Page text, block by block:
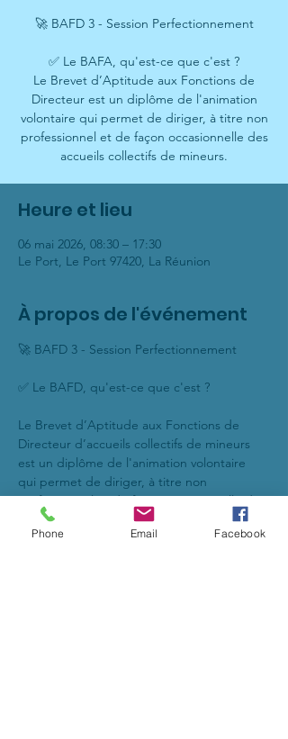
🚀 BAFD 3 - Session Perfectionnement
✅ Le BAFA, qu'est-ce que c'est ?
Le Brevet d’Aptitude aux Fonctions de
Directeur est un diplôme de l'animation
volontaire qui permet de diriger, à titre non
professionnel et de façon occasionnelle des
accueils collectifs de mineurs.
Heure et lieu
06 mai 2026, 08:30 – 17:30
Le Port, Le Port 97420, La Réunion
À propos de l'événement
🚀 BAFD 3 - Session Perfectionnement
✅ Le BAFD, qu'est-ce que c'est ?
Le Brevet d’Aptitude aux Fonctions de
Directeur d’accueils collectifs de mineurs
est un diplôme de l'animation volontaire
qui permet de diriger, à titre non
professionnel et de façon occasionnelle des
accueils collectifs de mineurs.
Phone Email Facebook